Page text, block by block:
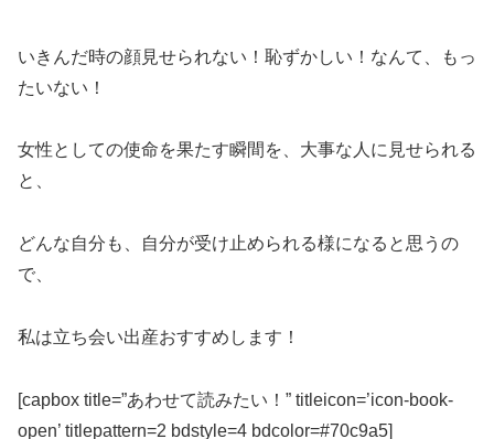
いきんだ時の顔見せられない！恥ずかしい！なんて、もっ
たいない！
女性としての使命を果たす瞬間を、大事な人に見せられる
と、
どんな自分も、自分が受け止められる様になると思うの
で、
私は立ち会い出産おすすめします！
[capbox title=”あわせて読みたい！” titleicon=’icon-book-
open’ titlepattern=2 bdstyle=4 bdcolor=#70c9a5]